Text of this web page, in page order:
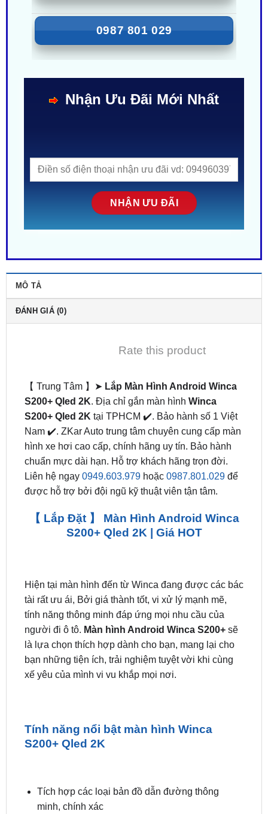
ZALO
0987 801 029
Rate this product
【 Trung Tâm 】➤ Lắp Màn Hình Android Winca
S200+ Qled 2K . Địa chỉ gắn màn hình Winca
S200+ Qled 2K tại TPHCM ✔️. Bảo hành số 1 Việt
Nam ✔️. ZKar Auto trung tâm chuyên cung cấp màn
hình xe hơi cao cấp, chính hãng uy tín. Bảo hành
Liên hệ ngay0949.603.979hoặc0987.801.029để
được hỗ trợ bởi đội ngũ kỹ thuật viên tận tâm.
S200+ Qled 2K | Giá HOT
Hiện tại màn hình đến từ Winca đang được các bác
tài rất ưu ái, Bởi giá thành tốt, vi xử lý mạnh mẽ,
tính năng thông minh đáp ứng mọi nhu cầu của
người đi ô tô.Màn hình Android Winca S200+
xế yêu của mình vi vu khắp mọi nơi.
S200+ Qled 2K